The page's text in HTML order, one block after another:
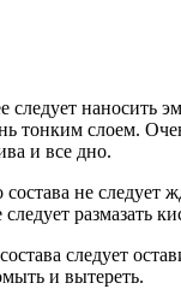
следует наносить
тонким слоем.
и все дно.
не следует
размазать
следует
и вытереть.